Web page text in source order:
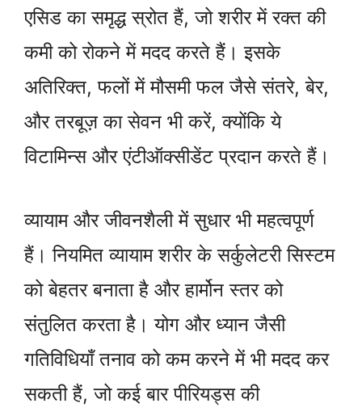
एसिड का समृद्ध स्रोत हैं, जो शरीर में रक्त की
कमी को रोकने में मदद करते हैं। इसके
अतिरिक्त, फलों में मौसमी फल जैसे संतरे, बेर,
और तरबूज़ का सेवन भी करें, क्योंकि ये
विटामिन्स और एंटीऑक्सीडेंट प्रदान करते हैं।
व्यायाम और जीवनशैली में सुधार भी महत्वपूर्ण
हैं। नियमित व्यायाम शरीर के सर्कुलेटरी सिस्टम
को बेहतर बनाता है और हार्मोन स्तर को
संतुलित करता है। योग और ध्यान जैसी
गतिविधियाँ तनाव को कम करने में भी मदद कर
सकती हैं, जो कई बार पीरियड्स की